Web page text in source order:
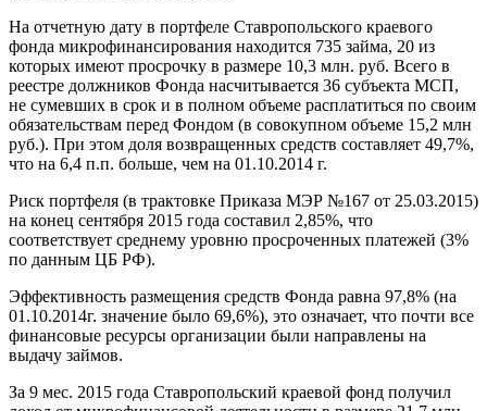
На отчетную дату в портфеле Ставропольского краевого
фонда микрофинансирования находится 735 займа, 20 из
которых имеют просрочку в размере 10,3 млн. руб. Всего в
реестре должников Фонда насчитывается 36 субъекта МСП,
не сумевших в срок и в полном объеме расплатиться по своим
обязательствам перед Фондом (в совокупном объеме 15,2 млн
руб.). При этом доля возвращенных средств составляет 49,7%,
что на 6,4 п.п. больше, чем на 01.10.2014 г.
Риск портфеля (в трактовке Приказа МЭР №167 от 25.03.2015)
на конец сентября 2015 года составил 2,85%, что
соответствует среднему уровню просроченных платежей (3%
по данным ЦБ РФ).
Эффективность размещения средств Фонда равна 97,8% (на
01.10.2014г. значение было 69,6%), это означает, что почти все
финансовые ресурсы организации были направлены на
выдачу займов.
За 9 мес. 2015 года Ставропольский краевой фонд получил